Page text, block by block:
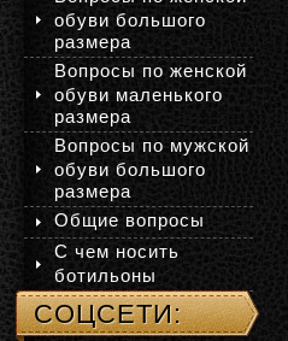
обуви большого
размера
Вопросы по женской
обуви маленького
размера
Вопросы по мужской
обуви большого
размера
Общие вопросы
С чем носить
ботильоны
СОЦСЕТИ: